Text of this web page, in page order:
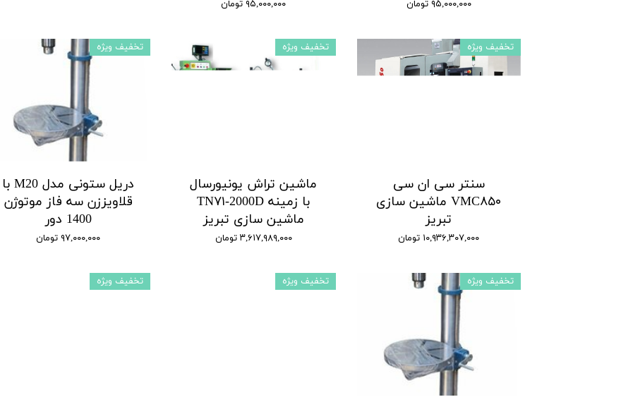
۹۵,۰۰۰,۰۰۰ تومان ۹۵,۰۰۰,۰۰۰ تومان
سنتر سی ان سی
VMC۸۵۰ ماشین سازی
تبریز
۱۰,۹۳۶,۳۰۷,۰۰۰ تومان
تخفیف ویژه
ماشین تراش یونیورسال
با زمینه TN۷۱-2000D
ماشین سازی تبریز
۳,۶۱۷,۹۸۹,۰۰۰ تومان
تخفیف ویژه
دریل ستونی مدل M20 با
قلاویززن سه فاز موتوژن
1400 دور
۹۷,۰۰۰,۰۰۰ تومان
تخفیف ویژه
تخفیف ویژه تخفیف ویژه تخفیف ویژه